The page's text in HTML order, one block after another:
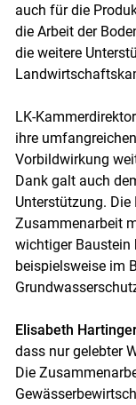
auch für die
die Arbeit der
die weitere
LK-Kammerdirektor
ihre
Vorbildwirkung
Dank galt auch
Unterstützung.
Zusammenarbeit
wichtiger Baustein
beispielsweise im
Elisabeth
dass nur gelebter
Die